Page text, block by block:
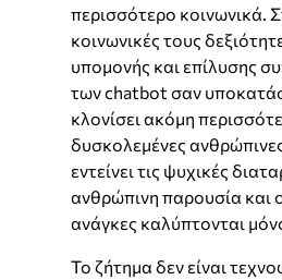
περισσότερο κοινωνικά.
κοινωνικές τους
υπομονής και επίλυσης
των chatbot σαν
κλονίσει ακόμη
δυσκολεμένες
εντείνει τις ψυχικές
ανθρώπινη παρουσία και
ανάγκες καλύπτονται
Το ζήτημα δεν είναι